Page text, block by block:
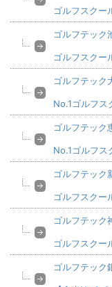
ゴルフスクー
ゴルフテック
ゴルフスクー
ゴルフテック
No.1ゴルフス
ゴルフテック
No.1ゴルフス
ゴルフテック
ゴルフスクー
ゴルフテック
ゴルフスクー
ゴルフテック